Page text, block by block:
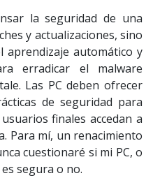
la seguridad de una
y actualizaciones, sino
aprendizaje automático y
erradicar el malware
Las PC deben ofrecer
de seguridad para
finales accedan a
Para mí, un renacimiento
cuestionaré si mi PC, o
segura o no.